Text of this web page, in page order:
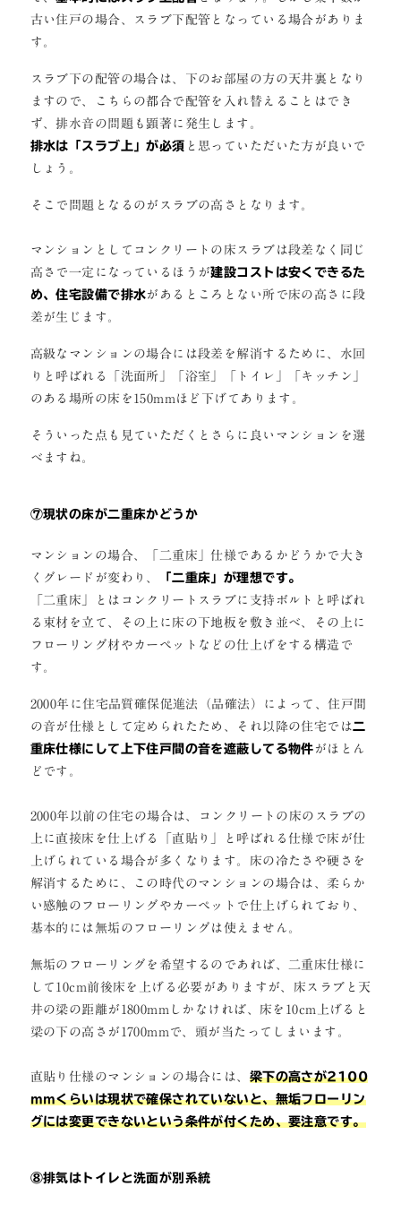
古い住戸の場合、スラブ下配管となっている場合がありま
す。
スラブ下の配管の場合は、下のお部屋の方の天井裏となり
ますので、こちらの都合で配管を入れ替えることはでき
ず、排水音の問題も顕著に発生します。
排水は「スラブ上」が必須 と思っていただいた方が良いで
しょう。
そこで問題となるのがスラブの高さとなります。
マンションとしてコンクリートの床スラブは段差なく同じ
高さで一定になっているほうが建設コストは安くできるた
め、住宅設備で排水があるところとない所で床の高さに段
差が生じます。
高級なマンションの場合には段差を解消するために、水回
りと呼ばれる「洗面所」「浴室」「トイレ」「キッチン」
のある場所の床を150mmほど下げてあります。
そういった点も見ていただくとさらに良いマンションを選
べますね。
⑦現状の床が二重床かどうか
マンションの場合、「二重床」仕様であるかどうかで大き
くグレードが変わり、
「二重床」が理想です。
「二重床」とはコンクリートスラブに支持ボルトと呼ばれ
る束材を立て、その上に床の下地板を敷き並べ、その上に
フローリング材やカーペットなどの仕上げをする構造で
す。
2000年に住宅品質確保促進法（品確法）によって、住戸間
の音が仕様として定められたため、それ以降の住宅では二
重床仕様にして上下住戸間の音を遮蔽してる物件 がほとん
どです。
2000年以前の住宅の場合は、コンクリートの床のスラブの
上に直接床を仕上げる「直貼り」と呼ばれる仕様で床が仕
上げられている場合が多くなります。床の冷たさや硬さを
解消するために、この時代のマンションの場合は、柔らか
い感触のフローリングやカーペットで仕上げられており、
基本的には無垢のフローリングは使えません。
無垢のフローリングを希望するのであれば、二重床仕様に
して10cm前後床を上げる必要がありますが、床スラブと天
井の梁の距離が1800mmしかなければ、床を10cm上げると
梁の下の高さが1700mmで、頭が当たってしまいます。
直貼り仕様のマンションの場合には、 梁下の高さが2100
mmくらいは現状で確保されていないと、無垢フローリン
グには変更できないという条件が付くため、要注意です。
⑧排気はトイレと洗面が別系統